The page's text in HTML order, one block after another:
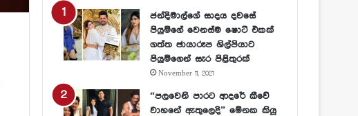
ජන්දිමාල්ගේ සාදය දවසේ
පියුමිගේ වෙනස්ම ෂොට් එකක්
ගත්ත ඡායාරූප ශිල්පියාට
පියුමිගෙන් සැර පිළිතුරක්
November 11, 2021
“පලවෙනි පාරට ආදරේ කීවේ
වාහනේ ඇතුලෙදි” මේනක කියූ